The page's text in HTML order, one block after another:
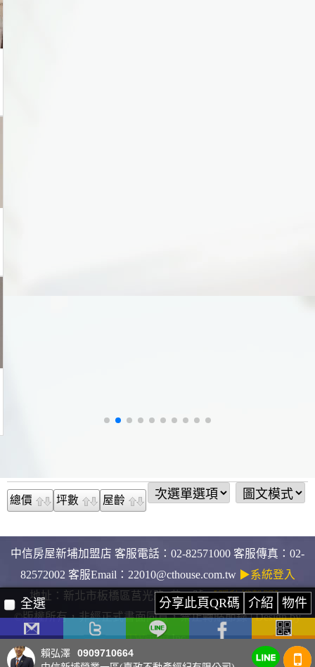
全選 分享此頁QR碼 介紹 物件
賴弘澤 0909710664
總價 坪數 屋齡
中信房屋新埔加盟店 客服電話：02-82571000 客服傳真：02-
82572002 客服Email：22010@cthouse.com.tw ▶系統登入
地址：新北市板橋區莒光路2巷35號【隱私權聲明】
©版權所有，非經正式書面同意，禁止轉貼節錄 | Design by
TWsmartInc.